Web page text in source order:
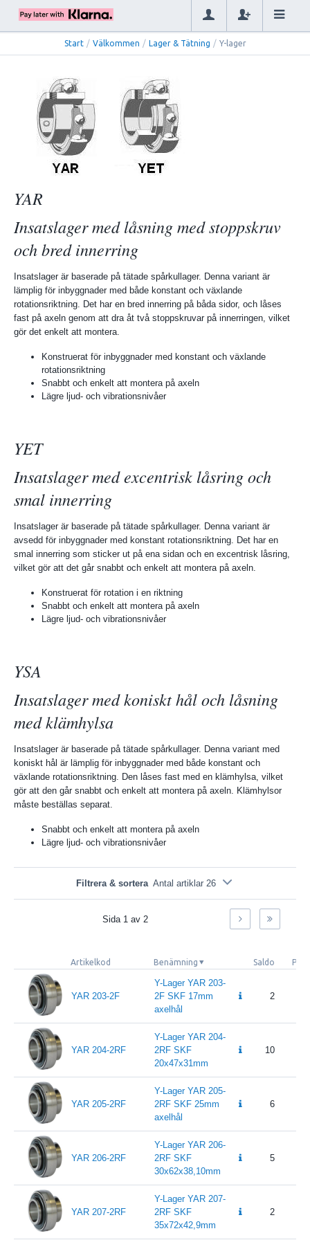
Start / Välkommen / Lager & Tätning / Y-lager
YAR
Insatslager med låsning med stoppskruv
och bred innerring
Insatslager är baserade på tätade spårkullager. Denna variant är
lämplig för inbyggnader med både konstant och växlande
rotationsriktning. Det har en bred innerring på båda sidor, och låses
fast på axeln genom att dra åt två stoppskruvar på innerringen, vilket
gör det enkelt att montera.
Konstruerat för inbyggnader med konstant och växlande
rotationsriktning
Snabbt och enkelt att montera på axeln
Lägre ljud- och vibrationsnivåer
YET
Insatslager med excentrisk låsring och
smal innerring
Insatslager är baserade på tätade spårkullager. Denna variant är
avsedd för inbyggnader med konstant rotationsriktning. Det har en
smal innerring som sticker ut på ena sidan och en excentrisk låsring,
vilket gör att det går snabbt och enkelt att montera på axeln.
Konstruerat för rotation i en riktning
Snabbt och enkelt att montera på axeln
Lägre ljud- och vibrationsnivåer
YSA
Insatslager med koniskt hål och låsning
med klämhylsa
Insatslager är baserade på tätade spårkullager. Denna variant med
koniskt hål är lämplig för inbyggnader med både konstant och
växlande rotationsriktning. Den låses fast med en klämhylsa, vilket
gör att den går snabbt och enkelt att montera på axeln. Klämhylsor
måste beställas separat.
Snabbt och enkelt att montera på axeln
Lägre ljud- och vibrationsnivåer
Filtrera & sortera Antal artiklar 26
Sida 1 av 2
Artikelkod Benämning Saldo Pris
YAR 203-2F
Y-Lager YAR 203-
2F SKF 17mm
axelhål
2
YAR 204-2RF
Y-Lager YAR 204-
2RF SKF
20x47x31mm
10
YAR 205-2RF
Y-Lager YAR 205-
2RF SKF 25mm
axelhål
6
YAR 206-2RF
Y-Lager YAR 206-
2RF SKF
30x62x38,10mm
5
YAR 207-2RF
Y-Lager YAR 207-
2RF SKF
35x72x42,9mm
2